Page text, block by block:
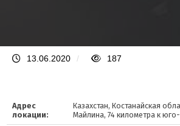
13.06.2020 / 187
Адрес
локации:
Казахстан, Костанайская
Майлина, 74 километра к юго-